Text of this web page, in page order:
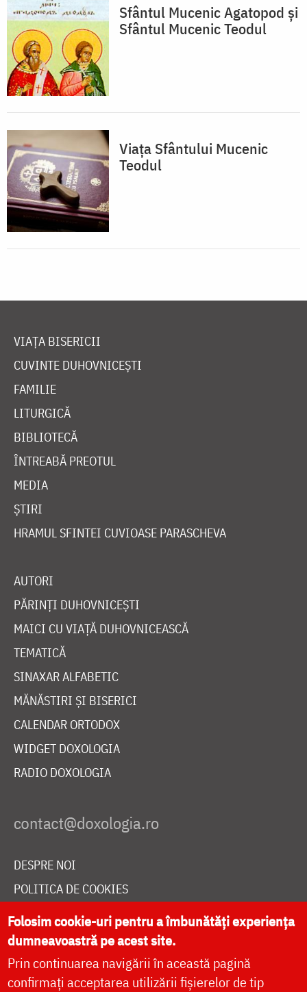
Sfântul Mucenic Agatopod și
Sfântul Mucenic Teodul
Viaţa Sfântului Mucenic
Teodul
VIAȚA BISERICII
CUVINTE DUHOVNICEȘTI
FAMILIE
LITURGICĂ
BIBLIOTECĂ
ÎNTREABĂ PREOTUL
MEDIA
ȘTIRI
HRAMUL SFINTEI CUVIOASE PARASCHEVA
AUTORI
PĂRINȚI DUHOVNICEȘTI
MAICI CU VIAȚĂ DUHOVNICEASCĂ
TEMATICĂ
SINAXAR ALFABETIC
MĂNĂSTIRI ȘI BISERICI
CALENDAR ORTODOX
WIDGET DOXOLOGIA
RADIO DOXOLOGIA
DESPRE NOI
POLITICA DE COOKIES
DONEAZĂ ONLINE PENTRU CATEDRALA NAȚIONALĂ
LIVE
Folosim cookie-uri pentru a îmbunătăți experiența
dumneavoastră pe acest site.
Prin continuarea navigării în această pagină
confirmați acceptarea utilizării fișierelor de tip